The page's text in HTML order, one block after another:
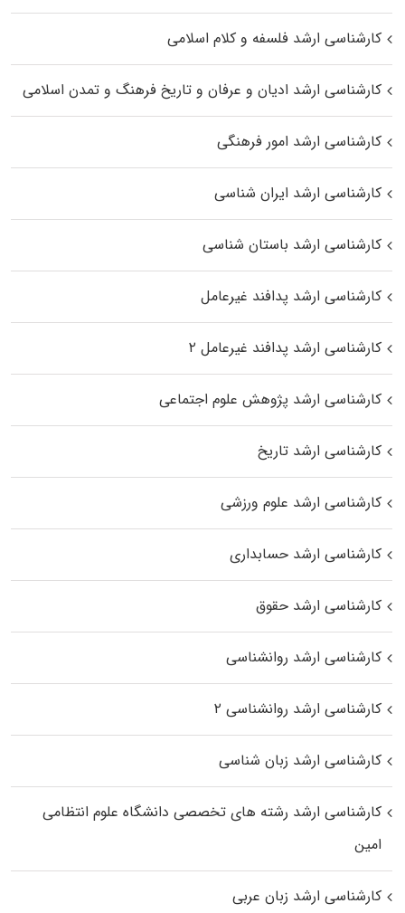
کارشناسی ارشد فلسفه و کلام اسلامی
کارشناسی ارشد ادیان و عرفان و تاریخ فرهنگ و تمدن اسلامی
کارشناسی ارشد امور فرهنگی
کارشناسی ارشد ایران شناسی
کارشناسی ارشد باستان شناسی
کارشناسی ارشد پدافند غیرعامل
کارشناسی ارشد پدافند غیرعامل ۲
کارشناسی ارشد پژوهش علوم اجتماعی
کارشناسی ارشد تاریخ
کارشناسی ارشد علوم ورزشی
کارشناسی ارشد حسابداری
کارشناسی ارشد حقوق
کارشناسی ارشد روانشناسی
کارشناسی ارشد روانشناسی ۲
کارشناسی ارشد زبان شناسی
کارشناسی ارشد رﺷﺘﻪ ﻫﺎی تخصصی داﻧﺸﮕﺎه ﻋﻠﻮم انتظامی
اﻣﻴﻦ
کارشناسی ارشد زبان عربی